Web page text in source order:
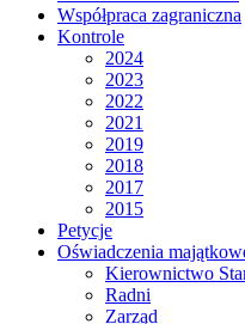
Współpraca zagraniczna
Kontrole
2024
2023
2022
2021
2019
2018
2017
2015
Petycje
Oświadczenia
Kierownictwo
Radni
Zarząd